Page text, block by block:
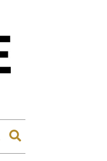
Expand
search